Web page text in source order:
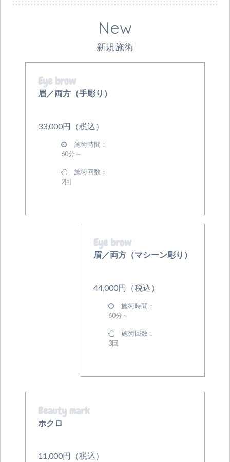
New
新規施術
Eye brow
眉／両方（手彫り）
33,000円（税込）
施術時間：
60分～
施術回数：
2回
Eye brow
眉／両方（マシーン彫り）
44,000円（税込）
施術時間：
60分～
施術回数：
3回
Beauty mark
ホクロ
11,000円（税込）